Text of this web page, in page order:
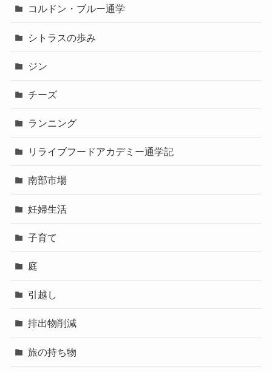
コルドン・ブルー通学
シトラスの歩み
ジン
チーズ
ランニング
リライブフードアカデミー通学記
南部市場
妊婦生活
子育て
庭
引越し
排出物削減
旅の持ち物